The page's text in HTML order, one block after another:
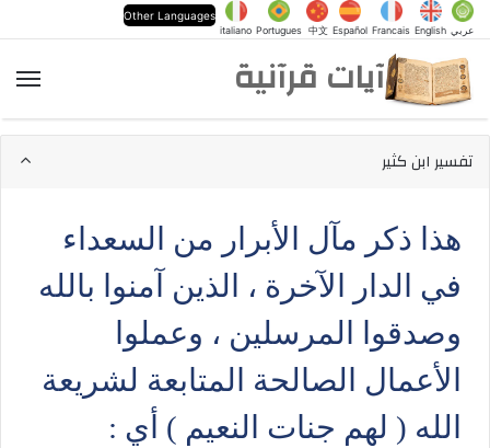
عربي English
Francais
Español
中文
Portugues
italiano
Other Languages
آيات قرآنية
تفسير ابن كثير
هذا ذكر مآل الأبرار من السعداء
في الدار الآخرة ، الذين آمنوا بالله
وصدقوا المرسلين ، وعملوا
الأعمال الصالحة المتابعة لشريعة
الله ( لهم جنات النعيم ) أي :